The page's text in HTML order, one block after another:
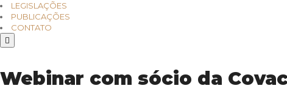
LEGISLAÇÕES
PUBLICAÇÕES
CONTATO
Webinar com sócio da